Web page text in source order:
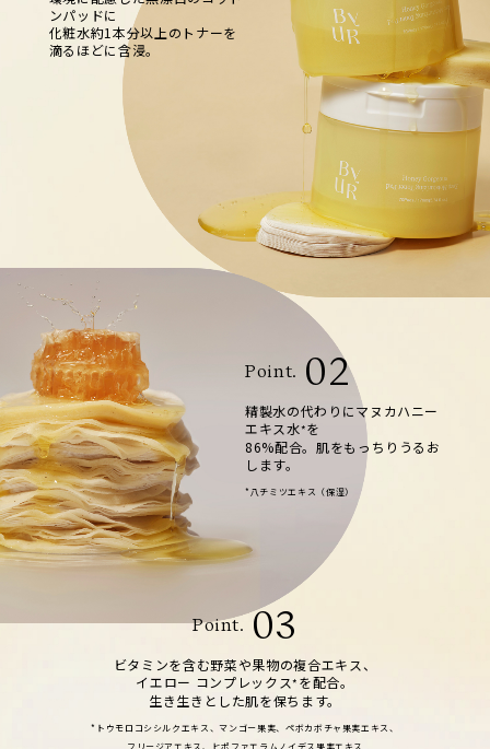
ンパッドに
化粧水約1本分以上のトナーを
滴るほどに含浸。
Point. 02
精製水の代わりにマヌカハニー
エキス水*を
86%配合。肌をもっちりうるお
します。
*八チミツエキス（保湿）
Point. 03
ビタミンを含む野菜や果物の複合エキス、
イエロー コンプレックス* を配合。
生き生きとした肌を保ちます。
*トウモロコシシルクエキス、マンゴー果実、ペボカボチャ果実エキス、
フリージアエキス、ヒポファエラムノイデス果実エキス